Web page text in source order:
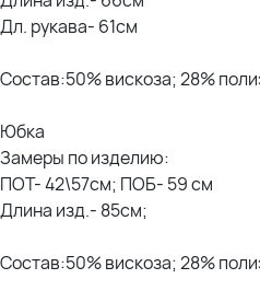
Дл. рукава- 61см
Состав:50% вискоза; 28%
Юбка
Замеры по изделию:
ПОТ- 42\57см; ПОБ- 59 см
Длина изд.- 85см;
Состав:50% вискоза; 28%